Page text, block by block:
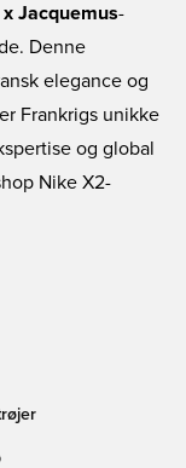
x Jacquemus-
Denne
elegance og
Frankrigs unikke
og global
Nike X2-